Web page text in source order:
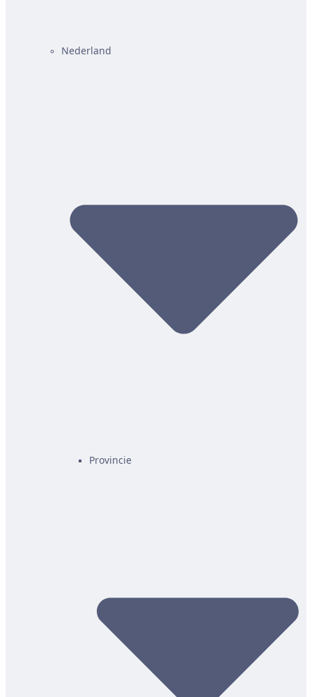
Nederland
Provincie